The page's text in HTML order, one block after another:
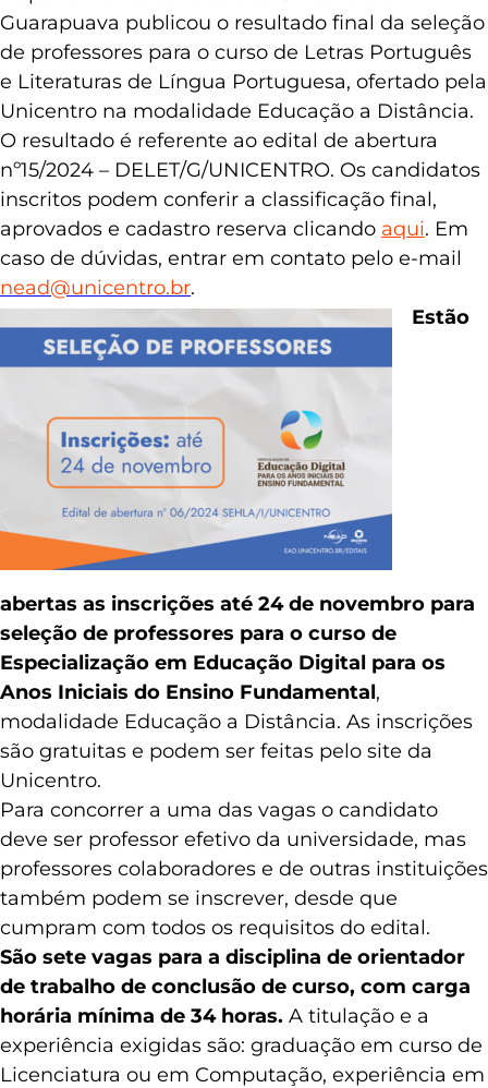
Guarapuava publicou o resultado final da seleção
de professores para o curso de Letras Português
e Literaturas de Língua Portuguesa, ofertado pela
Unicentro na modalidade Educação a Distância.
O resultado é referente ao edital de abertura
nº15/2024 – DELET/G/UNICENTRO. Os candidatos
inscritos podem conferir a classificação final,
aprovados e cadastro reserva clicando aqui. Em
caso de dúvidas, entrar em contato pelo e-mail
nead@unicentro.br.
Estão
abertas as inscrições até 24 de novembro para
seleção de professores para o curso de
Especialização em Educação Digital para os
Anos Iniciais do Ensino Fundamental,
modalidade Educação a Distância. As inscrições
são gratuitas e podem ser feitas pelo site da
Unicentro.
Para concorrer a uma das vagas o candidato
deve ser professor efetivo da universidade, mas
professores colaboradores e de outras instituições
também podem se inscrever, desde que
cumpram com todos os requisitos do edital.
São sete vagas para a disciplina de orientador
de trabalho de conclusão de curso, com carga
horária mínima de 34 horas. A titulação e a
experiência exigidas são: graduação em curso de
Licenciatura ou em Computação, experiência em